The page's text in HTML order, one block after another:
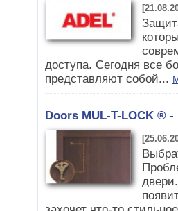
доступа. Сегодня все
представляют собой...
Doors MUL-T-LOCK ®